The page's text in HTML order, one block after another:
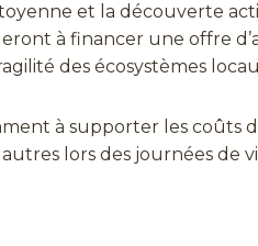
et la découverte
à financer une offre
des écosystèmes
à supporter les coûts
lors des journées de